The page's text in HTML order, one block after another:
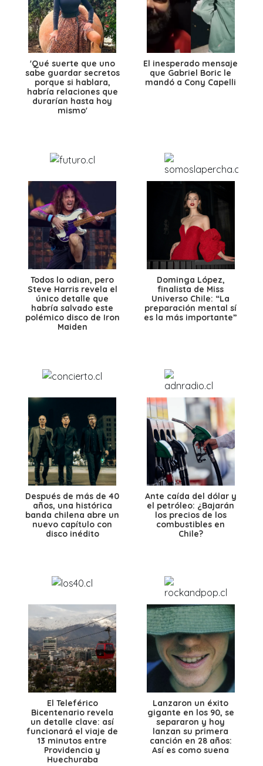
'Qué suerte que uno
sabe guardar secretos
porque si hablara,
habría relaciones que
durarían hasta hoy
mismo'
El inesperado mensaje
que Gabriel Boric le
mandó a Cony Capelli
Todos lo odian, pero
Steve Harris revela el
único detalle que
habría salvado este
polémico disco de Iron
Maiden
Dominga López,
finalista de Miss
Universo Chile: “La
preparación mental sí
es la más importante”
Después de más de 40
años, una histórica
banda chilena abre un
nuevo capítulo con
disco inédito
Ante caída del dólar y
el petróleo: ¿Bajarán
los precios de los
combustibles en
Chile?
El Teleférico
Bicentenario revela
un detalle clave: así
funcionará el viaje de
13 minutos entre
Providencia y
Huechuraba
Lanzaron un éxito
gigante en los 90, se
separaron y hoy
lanzan su primera
canción en 28 años:
Así es como suena